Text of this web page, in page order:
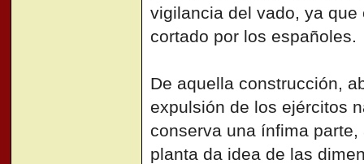
vigilancia del vado, ya
cortado por los españoles.
De aquella construcción,
expulsión de los ejércitos
conserva una ínfima
planta da idea de las